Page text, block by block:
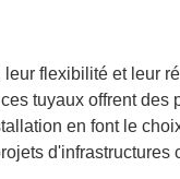
flexibilité et leur
tuyaux offrent
en font le
d'infrastructures